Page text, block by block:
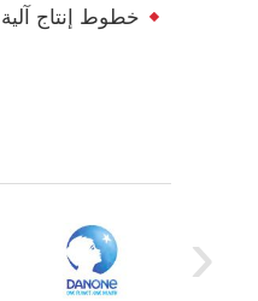
خطوط إنتاج آلية
›